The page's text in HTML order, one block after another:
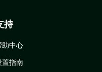
持
助中心
置指南